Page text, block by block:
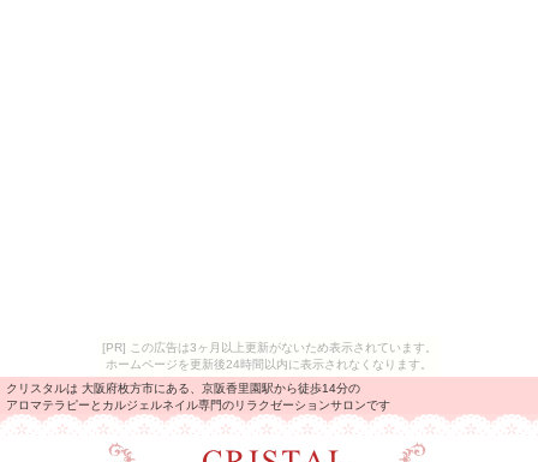
[PR] この広告は3ヶ月以上更新がないため表示されています。
ホームページを更新後24時間以内に表示されなくなります。
クリスタルは 大阪府枚方市にある、京阪香里園駅から徒歩14分の
アロマテラピーとカルジェルネイル専門のリラクゼーションサロンです